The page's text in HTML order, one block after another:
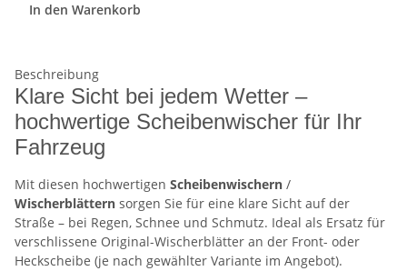
In den Warenkorb
Beschreibung
Klare Sicht bei jedem Wetter –
hochwertige Scheibenwischer für Ihr
Fahrzeug
Mit diesen hochwertigen Scheibenwischern /
Wischerblättern sorgen Sie für eine klare Sicht auf der
Straße – bei Regen, Schnee und Schmutz. Ideal als Ersatz für
verschlissene Original-Wischerblätter an der Front- oder
Heckscheibe (je nach gewählter Variante im Angebot).